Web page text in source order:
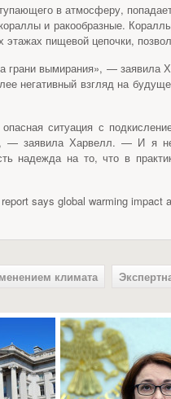
в атмосферу,
и ракообразные.
пищевой цепочки,
грани вымирания», — заявила
негативный взгляд на
ситуация с
— заявила Харвелл. — И я не
надежда на то, что в
says global warming impact
климата